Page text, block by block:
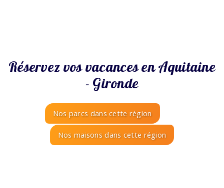
Réservez vos vacances en Aquitaine
- Gironde
Nos parcs dans cette région
Nos maisons dans cette région